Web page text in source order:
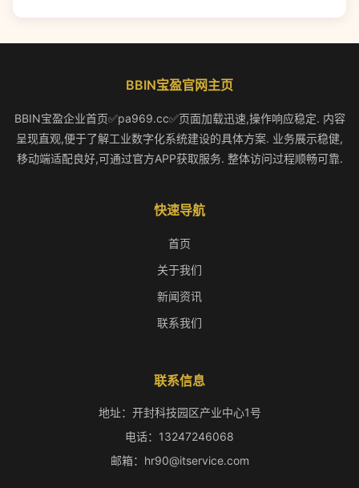
BBIN宝盈官网主页
BBIN宝盈企业首页✅pa969.cc✅页面加载迅速,操作响应稳定. 内容
呈现直观,便于了解工业数字化系统建设的具体方案. 业务展示稳健,
移动端适配良好,可通过官方APP获取服务. 整体访问过程顺畅可靠.
快速导航
首页
关于我们
新闻资讯
联系我们
联系信息
地址：开封科技园区产业中心1号
电话：13247246068
邮箱：hr90@itservice.com